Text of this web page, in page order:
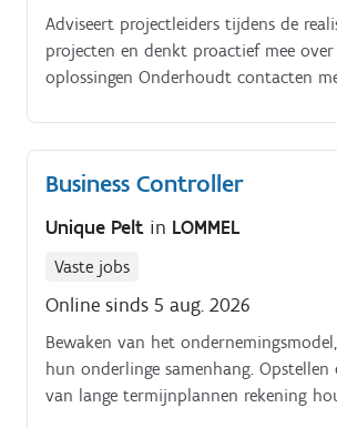
Adviseert projectleiders tijdens de
projecten en denkt proactief mee
oplossingen Onderhoudt contacten
verzekeren Ondersteunt het
heldere technische tekeningen voor
klantpresentaties. Draagt actief bij
én continu verbeteren van het
Business Controller
Unique Pelt in LOMMEL
Vaste jobs
Online sinds 5 aug. 2026
Bewaken van het
hun onderlinge samenhang. Opstellen
van lange termijnplannen rekening